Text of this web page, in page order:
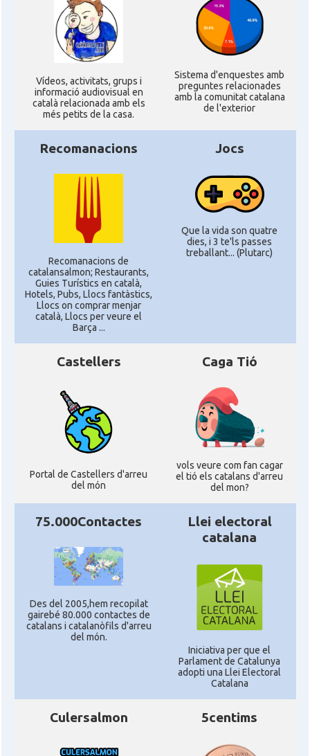
Ví­deos, activitats, grups i
informació audiovisual en
català relacionada amb els
més petits de la casa.
Sistema d'enquestes amb
preguntes relacionades
amb la comunitat catalana
de l'exterior
Recomanacions
Recomanacions de
catalansalmon; Restaurants,
Guies Turístics en català,
Hotels, Pubs, Llocs fantàstics,
Llocs on comprar menjar
català, Llocs per veure el
Barça ...
Jocs
Que la vida son quatre
dies, i 3 te'ls passes
treballant... (Plutarc)
Castellers
Portal de Castellers d'arreu
del món
Caga Tió
vols veure com fan cagar
el tió els catalans d'arreu
del mon?
75.000Contactes
Des del 2005,hem recopilat
gairebé 80.000 contactes de
catalans i catalanòfils d'arreu
del món.
Llei electoral
catalana
Iniciativa per que el
Parlament de Catalunya
adopti una Llei Electoral
Catalana
Culersalmon 5centims